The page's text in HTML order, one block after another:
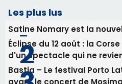
31/07/2026 08:24
Tennis - Début ce week-
RCPV
31/07/2026 08:22
82ème anniversaire de
Commandant Antoine